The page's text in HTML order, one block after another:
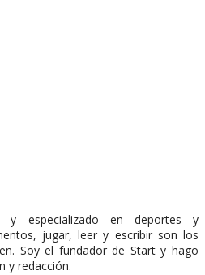
y especializado en deportes y
jugar, leer y escribir son los
Soy el fundador de Start y hago
y redacción.